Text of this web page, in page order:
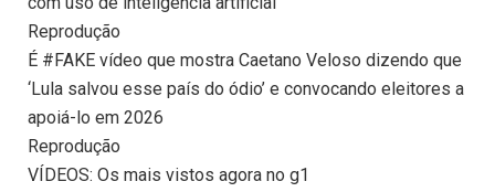
Reprodução
É #FAKE vídeo que mostra Caetano Veloso dizendo que
‘Lula salvou esse país do ódio’ e convocando eleitores a
apoiá-lo em 2026
Reprodução
VÍDEOS: Os mais vistos agora no g1